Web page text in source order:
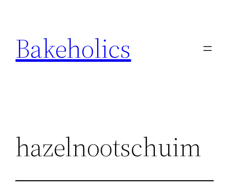
inhoud
Bakeholics
hazelnootschuim